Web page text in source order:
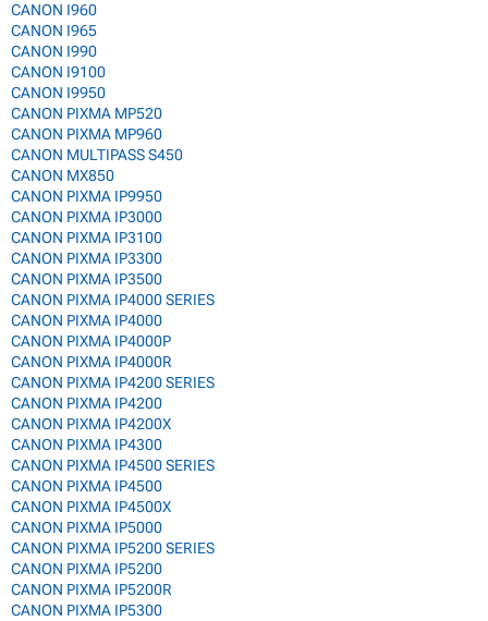
CANON I960
CANON I965
CANON I990
CANON I9100
CANON I9950
CANON PIXMA MP520
CANON PIXMA MP960
CANON MULTIPASS S450
CANON MX850
CANON PIXMA IP9950
CANON PIXMA IP3000
CANON PIXMA IP3100
CANON PIXMA IP3300
CANON PIXMA IP3500
CANON PIXMA IP4000 SERIES
CANON PIXMA IP4000
CANON PIXMA IP4000P
CANON PIXMA IP4000R
CANON PIXMA IP4200 SERIES
CANON PIXMA IP4200
CANON PIXMA IP4200X
CANON PIXMA IP4300
CANON PIXMA IP4500 SERIES
CANON PIXMA IP4500
CANON PIXMA IP4500X
CANON PIXMA IP5000
CANON PIXMA IP5200 SERIES
CANON PIXMA IP5200
CANON PIXMA IP5200R
CANON PIXMA IP5300